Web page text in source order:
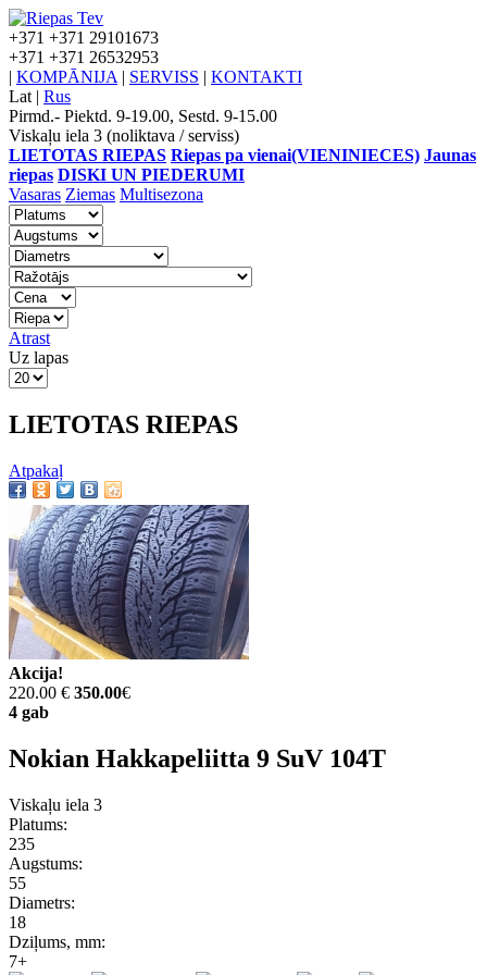
+371 +371 29101673
+371 +371 26532953
| KOMPĀNIJA | SERVISS | KONTAKTI
Lat | Rus
Pirmd.- Piektd. 9-19.00, Sestd. 9-15.00
Viskaļu iela 3 (noliktava / serviss)
LIETOTAS RIEPAS Riepas pa vienai(VIENINIECES) Jaunas
riepas DISKI UN PIEDERUMI
Vasaras Ziemas Multisezona
Atrast
Uz lapas
LIETOTAS RIEPAS
Atpakaļ
Akcija!
220.00 € 350.00€
4 gab
Nokian Hakkapeliitta 9 SuV 104T
Viskaļu iela 3
Platums:
235
Augstums:
55
Diametrs:
18
Dziļums, mm:
7+